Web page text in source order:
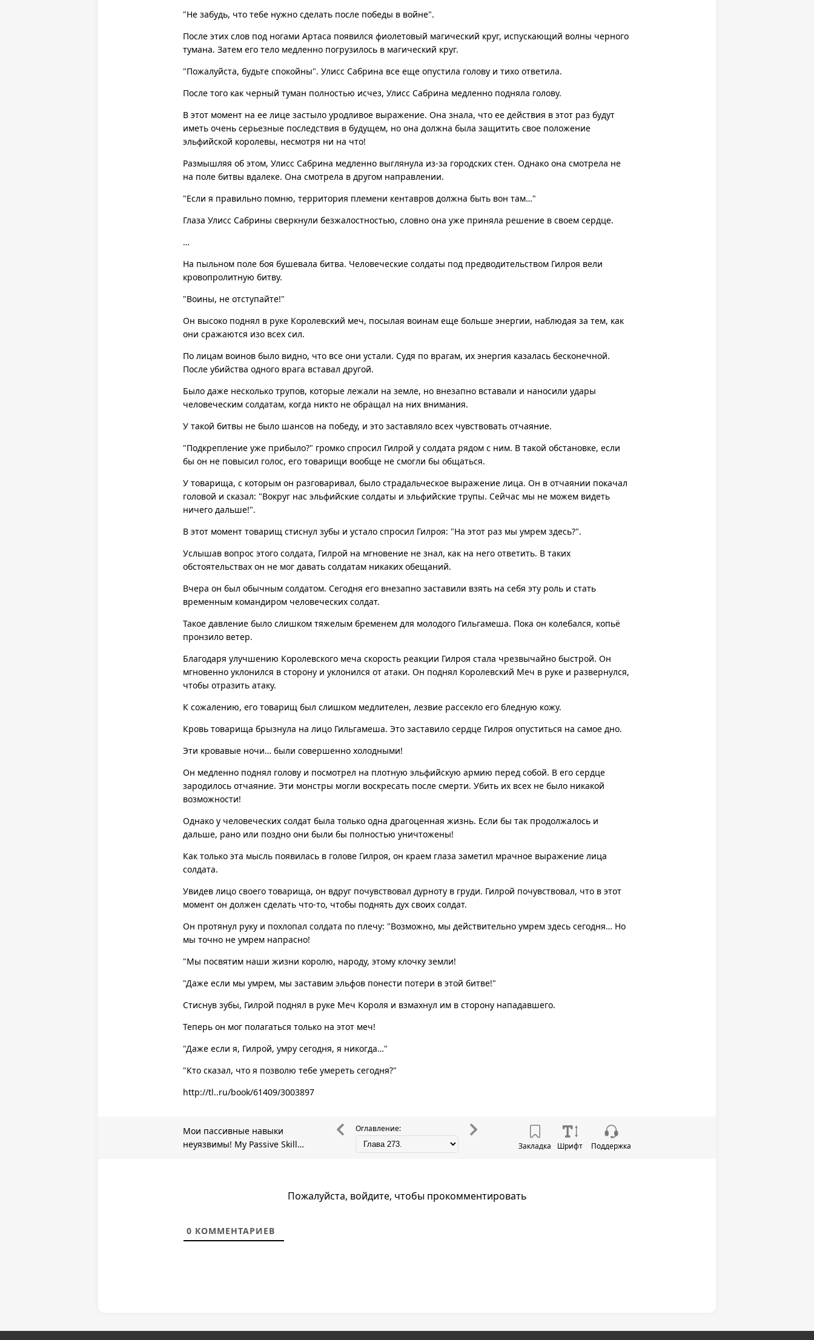
"Не забудь, что тебе нужно сделать после победы в войне".
После этих слов под ногами Артаса появился фиолетовый магический круг, испускающий волны черного
тумана. Затем его тело медленно погрузилось в магический круг.
"Пожалуйста, будьте спокойны". Улисс Сабрина все еще опустила голову и тихо ответила.
После того как черный туман полностью исчез, Улисс Сабрина медленно подняла голову.
В этот момент на ее лице застыло уродливое выражение. Она знала, что ее действия в этот раз будут
иметь очень серьезные последствия в будущем, но она должна была защитить свое положение
эльфийской королевы, несмотря ни на что!
Размышляя об этом, Улисс Сабрина медленно выглянула из-за городских стен. Однако она смотрела не
на поле битвы вдалеке. Она смотрела в другом направлении.
"Если я правильно помню, территория племени кентавров должна быть вон там…"
Глаза Улисс Сабрины сверкнули безжалостностью, словно она уже приняла решение в своем сердце.
…
На пыльном поле боя бушевала битва. Человеческие солдаты под предводительством Гилроя вели
кровопролитную битву.
"Воины, не отступайте!"
Он высоко поднял в руке Королевский меч, посылая воинам еще больше энергии, наблюдая за тем, как
они сражаются изо всех сил.
По лицам воинов было видно, что все они устали. Судя по врагам, их энергия казалась бесконечной.
После убийства одного врага вставал другой.
Было даже несколько трупов, которые лежали на земле, но внезапно вставали и наносили удары
человеческим солдатам, когда никто не обращал на них внимания.
У такой битвы не было шансов на победу, и это заставляло всех чувствовать отчаяние.
"Подкрепление уже прибыло?" громко спросил Гилрой у солдата рядом с ним. В такой обстановке, если
бы он не повысил голос, его товарищи вообще не смогли бы общаться.
У товарища, с которым он разговаривал, было страдальческое выражение лица. Он в отчаянии покачал
головой и сказал: "Вокруг нас эльфийские солдаты и эльфийские трупы. Сейчас мы не можем видеть
ничего дальше!".
В этот момент товарищ стиснул зубы и устало спросил Гилроя: "На этот раз мы умрем здесь?".
Услышав вопрос этого солдата, Гилрой на мгновение не знал, как на него ответить. В таких
обстоятельствах он не мог давать солдатам никаких обещаний.
Вчера он был обычным солдатом. Сегодня его внезапно заставили взять на себя эту роль и стать
временным командиром человеческих солдат.
Такое давление было слишком тяжелым бременем для молодого Гильгамеша. Пока он колебался, копьё
пронзило ветер.
Благодаря улучшению Королевского меча скорость реакции Гилроя стала чрезвычайно быстрой. Он
мгновенно уклонился в сторону и уклонился от атаки. Он поднял Королевский Меч в руке и развернулся,
чтобы отразить атаку.
К сожалению, его товарищ был слишком медлителен, лезвие рассекло его бледную кожу.
Кровь товарища брызнула на лицо Гильгамеша. Это заставило сердце Гилроя опуститься на самое дно.
Эти кровавые ночи… были совершенно холодными!
Он медленно поднял голову и посмотрел на плотную эльфийскую армию перед собой. В его сердце
зародилось отчаяние. Эти монстры могли воскресать после смерти. Убить их всех не было никакой
возможности!
Однако у человеческих солдат была только одна драгоценная жизнь. Если бы так продолжалось и
дальше, рано или поздно они были бы полностью уничтожены!
Как только эта мысль появилась в голове Гилроя, он краем глаза заметил мрачное выражение лица
солдата.
Увидев лицо своего товарища, он вдруг почувствовал дурноту в груди. Гилрой почувствовал, что в этот
момент он должен сделать что-то, чтобы поднять дух своих солдат.
Он протянул руку и похлопал солдата по плечу: "Возможно, мы действительно умрем здесь сегодня… Но
мы точно не умрем напрасно!
"Мы посвятим наши жизни королю, народу, этому клочку земли!
"Даже если мы умрем, мы заставим эльфов понести потери в этой битве!"
Стиснув зубы, Гилрой поднял в руке Меч Короля и взмахнул им в сторону нападавшего.
Теперь он мог полагаться только на этот меч!
"Даже если я, Гилрой, умру сегодня, я никогда…"
"Кто сказал, что я позволю тебе умереть сегодня?"
http://tl..ru/book/61409/3003897
Мои пассивные навыки
неуязвимы! My Passive Skills
Оглавление:
Закладка
Шрифт Поддержка
Пожалуйста, войдите, чтобы прокомментировать
0 КОММЕНТАРИЕВ